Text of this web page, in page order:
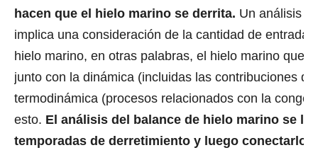
hacen que el hielo marino se derrita. Un análisis
implica una consideración de la cantidad de
hielo marino, en otras palabras, el hielo marino que
junto con la dinámica (incluidas las contribuciones
termodinámica (procesos relacionados con la
esto. El análisis del balance de hielo marino se
temporadas de derretimiento y luego conectarlo